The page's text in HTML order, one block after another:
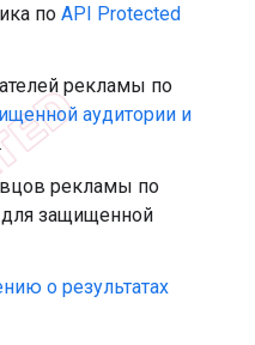
по API Protected
рекламы по
аудитории и
рекламы по
для защищенной
о результатах